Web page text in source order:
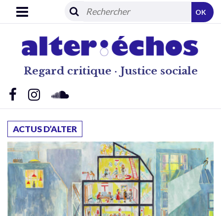
Regard critique · Justice sociale
OK
ACTUS D’ALTER